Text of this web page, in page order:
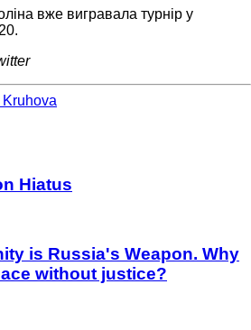
вже вигравала турнір у
Hiatus
is Russia's Weapon. Why
without justice?